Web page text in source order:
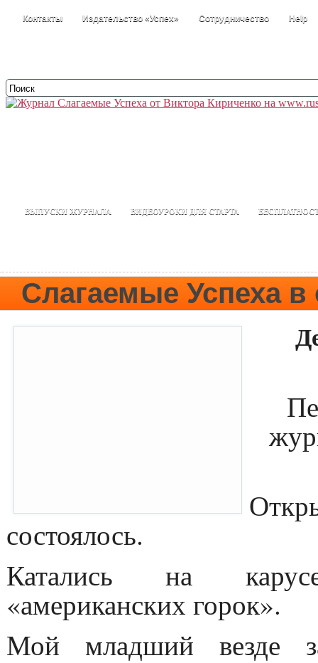
Контакты Издательство «Успех» Сотрудничество Help
ВЫПУСКИ ЖУРНАЛА ВИДЕОУРОКИ ДЛЯ СТАРТА
Слагаемые Успеха
состоялось.
Катались на
«американских горок».
Мой младший везде